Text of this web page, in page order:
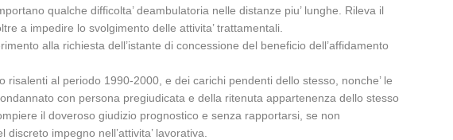
qualche difficolta’ deambulatoria nelle distanze piu’ lunghe. Rileva il
a impedire lo svolgimento delle attivita’ trattamentali.
alla richiesta dell’istante di concessione del beneficio dell’affidamento
al periodo 1990-2000, e dei carichi pendenti dello stesso, nonche’ le
con persona pregiudicata e della ritenuta appartenenza dello stesso
il doveroso giudizio prognostico e senza rapportarsi, se non
impegno nell’attivita’ lavorativa.